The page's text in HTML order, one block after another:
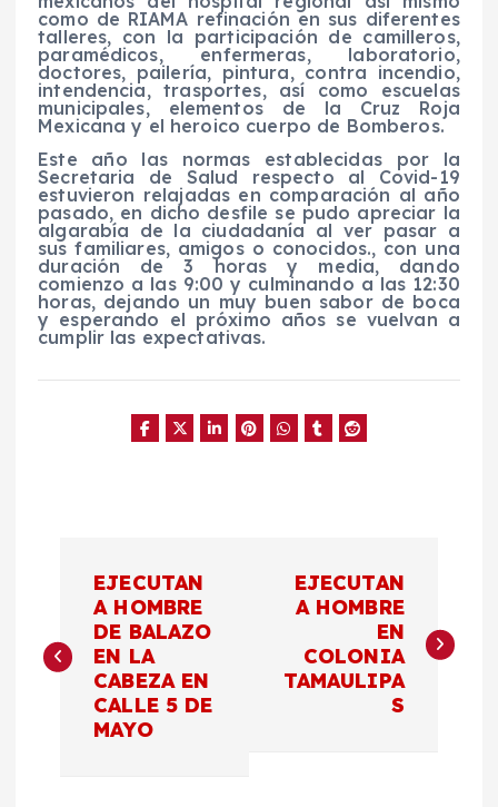
como de RIAMA refinación en sus diferentes
talleres, con la participación de camilleros,
paramédicos, enfermeras, laboratorio,
doctores, pailería, pintura, contra incendio,
intendencia, trasportes, así como escuelas
municipales, elementos de la Cruz Roja
Mexicana y el heroico cuerpo de Bomberos.
Este año las normas establecidas por la
Secretaria de Salud respecto al Covid-19
estuvieron relajadas en comparación al año
pasado, en dicho desfile se pudo apreciar la
algarabía de la ciudadanía al ver pasar a
sus familiares, amigos o conocidos., con una
duración de 3 horas y media, dando
comienzo a las 9:00 y culminando a las 12:30
horas, dejando un muy buen sabor de boca
y esperando el próximo años se vuelvan a
cumplir las expectativas.
v
EJECUTAN
A HOMBRE
DE BALAZO
EN LA
CABEZA EN
CALLE 5 DE
MAYO
EJECUTAN
A HOMBRE
EN
COLONIA
TAMAULIPA
S